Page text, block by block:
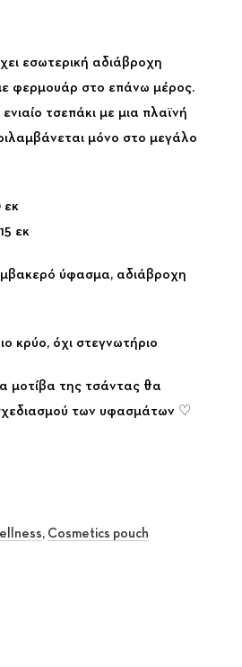
εσωτερική αδιάβροχη
φερμουάρ στο επάνω μέρος.
τσεπάκι με μια πλαϊνή
μόνο στο μεγάλο
εκ
εκ
ύφασμα, αδιάβροχη
κρύο, όχι στεγνωτήριο
μοτίβα της τσάντας θα
των υφασμάτων ♡
, Cosmetics pouch